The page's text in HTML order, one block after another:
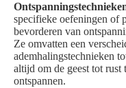
specifieke oefeningen of
bevorderen van
Ze omvatten een
ademhalingstechnieken
altijd om de geest tot rust
ontspannen.